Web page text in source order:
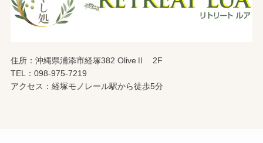
住所：沖縄県浦添市経塚382 OliveⅡ 2F
TEL：098-975-7219
アクセス：経塚モノレール駅から徒歩5分